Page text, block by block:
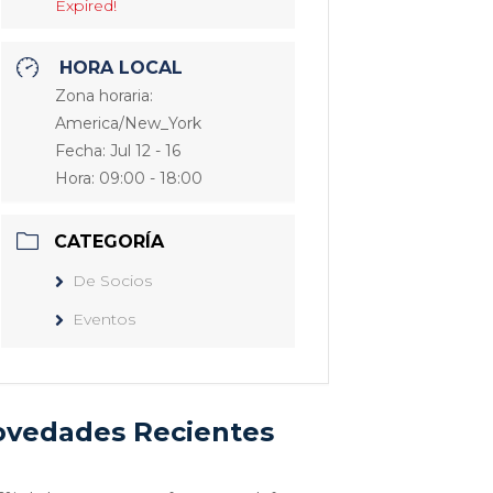
Expired!
HORA LOCAL
Zona horaria:
America/New_York
Fecha:Jul 12 - 16
Hora: 09:00 - 18:00
CATEGORÍA
De Socios
Eventos
Recientes